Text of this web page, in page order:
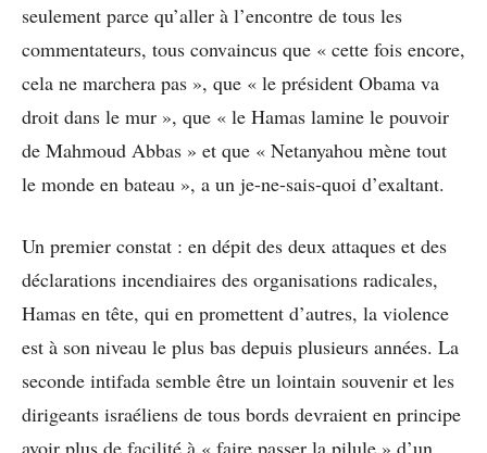
seulement parce qu’aller à l’encontre de tous les
commentateurs, tous convaincus que « cette fois encore,
cela ne marchera pas », que « le président Obama va
droit dans le mur », que « le Hamas lamine le pouvoir
de Mahmoud Abbas » et que « Netanyahou mène tout
le monde en bateau », a un je-ne-sais-quoi d’exaltant.
Un premier constat : en dépit des deux attaques et des
déclarations incendiaires des organisations radicales,
Hamas en tête, qui en promettent d’autres, la violence
est à son niveau le plus bas depuis plusieurs années. La
seconde intifada semble être un lointain souvenir et les
dirigeants israéliens de tous bords devraient en principe
avoir plus de facilité à « faire passer la pilule » d’un